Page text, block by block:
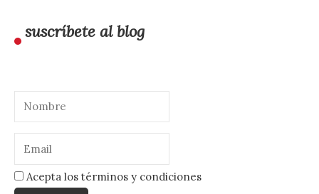
suscríbete al blog
Acepta los términos y condiciones